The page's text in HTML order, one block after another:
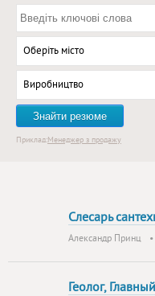
Оберіть місто
Виробництво
Знайти резюме
Приклад:Менеджер з продажу
Слесарь
Александр Принц
Геолог,